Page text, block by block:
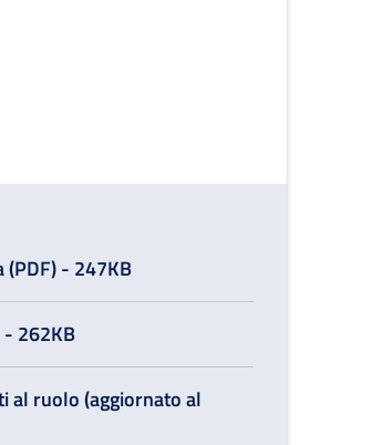
- 247KB
- 262KB
al ruolo (aggiornato al